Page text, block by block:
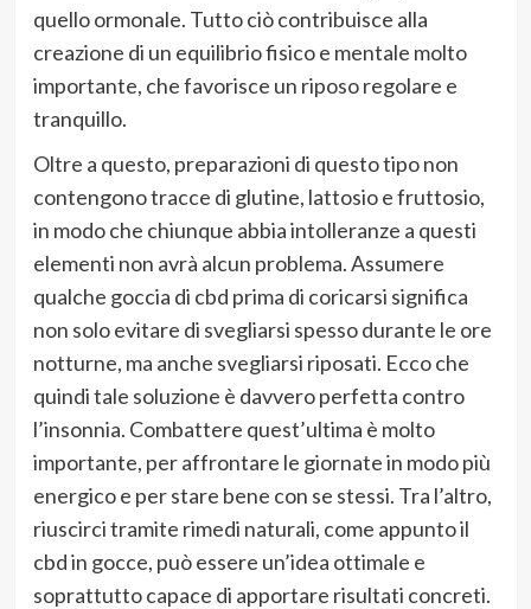
quello ormonale. Tutto ciò contribuisce alla
creazione di un equilibrio fisico e mentale molto
importante, che favorisce un riposo regolare e
tranquillo.
Oltre a questo, preparazioni di questo tipo non
contengono tracce di glutine, lattosio e fruttosio,
in modo che chiunque abbia intolleranze a questi
elementi non avrà alcun problema. Assumere
qualche goccia di cbd prima di coricarsi significa
non solo evitare di svegliarsi spesso durante le ore
notturne, ma anche svegliarsi riposati. Ecco che
quindi tale soluzione è davvero perfetta contro
l’insonnia. Combattere quest’ultima è molto
importante, per affrontare le giornate in modo più
energico e per stare bene con se stessi. Tra l’altro,
riuscirci tramite rimedi naturali, come appunto il
cbd in gocce, può essere un’idea ottimale e
soprattutto capace di apportare risultati concreti.